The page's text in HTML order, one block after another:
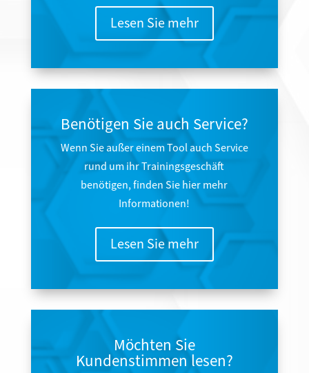
Lesen Sie mehr
Benötigen Sie auch Service?
Wenn Sie außer einem Tool auch Service
rund um ihr Trainingsgeschäft
benötigen, finden Sie hier mehr
Informationen!
Lesen Sie mehr
Möchten Sie
Kundenstimmen lesen?